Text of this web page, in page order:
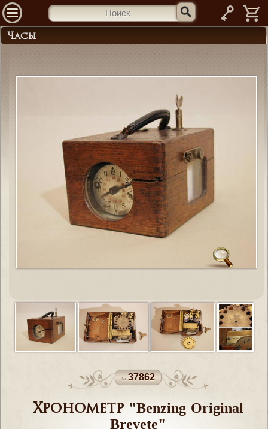
—
Часы
37862
Хронометр "Benzing Original
Brevete"